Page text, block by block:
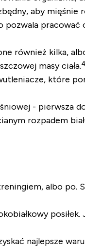
aby mięśnie
pracować
również kilka,
masy ciała.4
które
- pierwsza
rozpadem
albo po.
najlepsze